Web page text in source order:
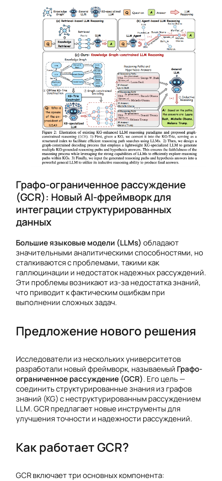
Графо-ограниченное рассуждение
(GCR): Новый AI-фреймворк для
интеграции структурированных
данных
Большие языковые модели (LLMs) обладают
значительными аналитическими способностями, но
сталкиваются с проблемами, такими как
галлюцинации и недостаток надежных рассуждений.
Эти проблемы возникают из-за недостатка знаний,
что приводит к фактическим ошибкам при
выполнении сложных задач.
Предложение нового решения
Исследователи из нескольких университетов
разработали новый фреймворк, называемый Графо-
ограниченное рассуждение (GCR). Его цель —
соединить структурированные знания из графов
знаний (KG) с неструктурированным рассуждением
LLM. GCR предлагает новые инструменты для
улучшения точности и надежности рассуждений.
Как работает GCR?
GCR включает три основных компонента: